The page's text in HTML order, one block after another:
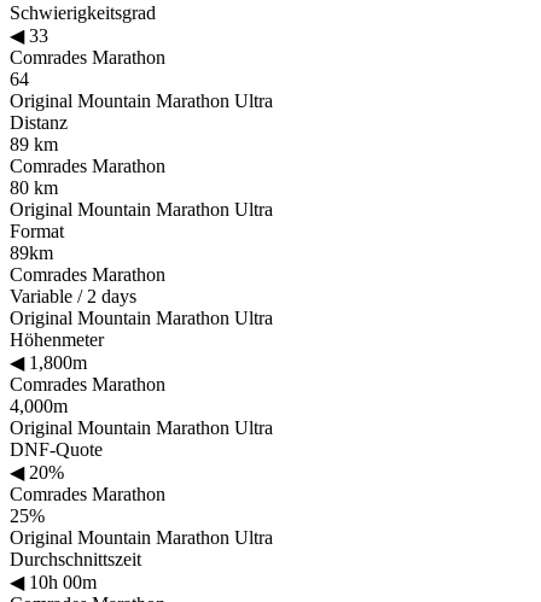
Schwierigkeitsgrad
◀33
Comrades Marathon
64
Original Mountain Marathon Ultra
Distanz
89 km
Comrades Marathon
80 km
Original Mountain Marathon Ultra
Format
89km
Comrades Marathon
Variable / 2 days
Original Mountain Marathon Ultra
Höhenmeter
◀1,800m
Comrades Marathon
4,000m
Original Mountain Marathon Ultra
DNF-Quote
◀20%
Comrades Marathon
25%
Original Mountain Marathon Ultra
Durchschnittszeit
◀10h 00m